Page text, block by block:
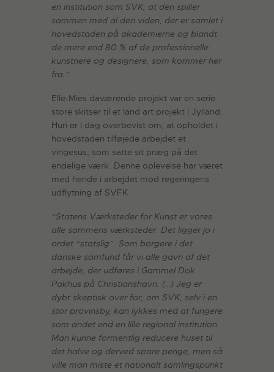
en institution som SVK, at den spiller
sammen med al den viden, der er samlet i
hovedstaden på akademierne og blandt
de mere end 80 % af de professionelle
kunstnere og designere, som kommer her
fra.”
Elle-Mies daværende projekt var en serie
store skitser til et land art projekt i Jylland.
Hun er i dag overbevist om, at opholdet i
hovedstaden tilføjede arbejdet et
vingesus, som satte sit præg på det
endelige værk. Denne oplevelse har været
med hende i arbejdet mod regeringens
udflytning af SVFK.
“Statens Værksteder for Kunst er vores
alle sammens værksteder. Det ligger jo i
ordet “statslig”. Som borgere i det
danske samfund får vi alle gavn af det
arbejde, der udføres i Gammel Dok
Pakhus på Christianshavn. (…) Jeg er
dybt skeptisk over for, om SVK, selv i en
stor provinsby, kan lykkes med at fungere
som andet end en lille regional institution.
Man kunne formentlig reducere huset til
det halve og derved spare penge, men så
ville man miste et nationalt samlingspunkt